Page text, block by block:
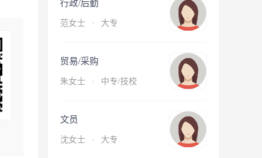
行政/后勤
范女士 · 大专
贸易/采购
朱女士 · 中专/技校
文员
沈女士 · 大专